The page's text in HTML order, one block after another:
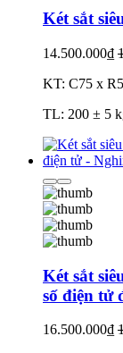
Két sắt
14.500.000₫
KT: C75 x
TL: 200 ± 5
Két sắt
số điện tử
16.500.000₫